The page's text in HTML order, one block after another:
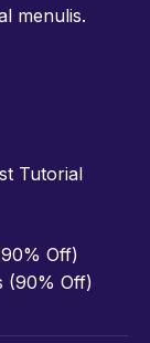
menulis.
Tutorial
Off)
(90% Off)